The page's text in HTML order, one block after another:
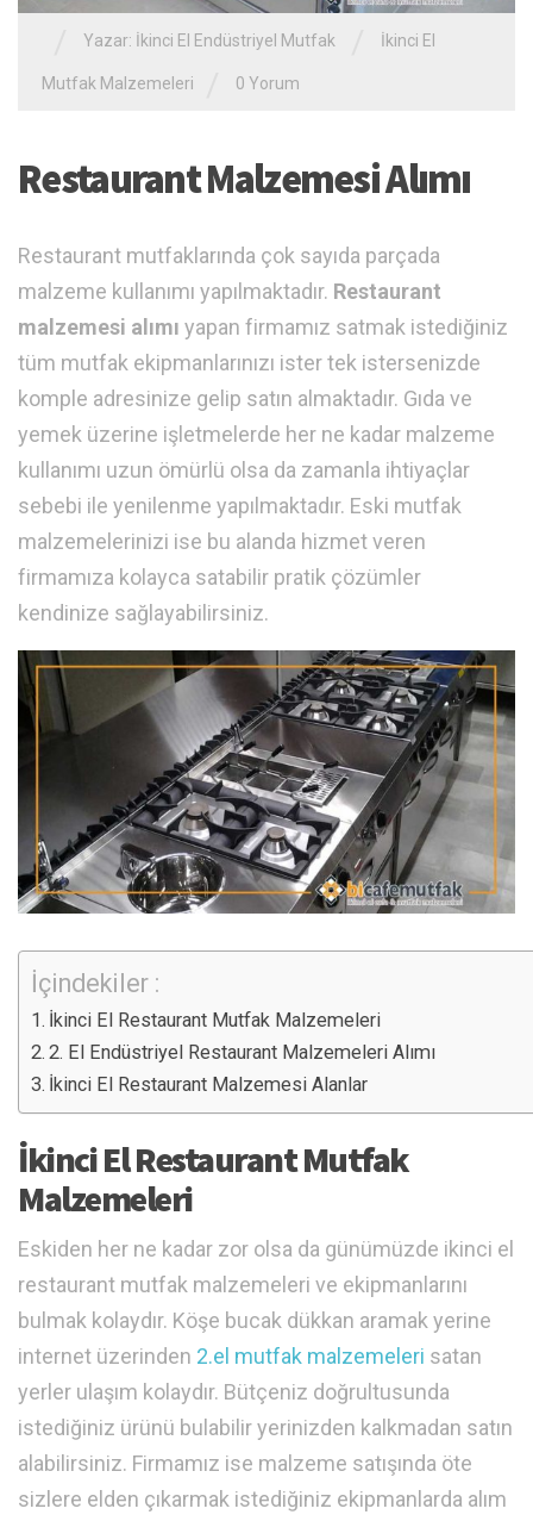
Yazar: İkinci El Endüstriyel Mutfak İkinci El
Mutfak Malzemeleri 0 Yorum
Restaurant Malzemesi Alımı
Restaurant mutfaklarında çok sayıda parçada
malzeme kullanımı yapılmaktadır. Restaurant
malzemesi alımı yapan firmamız satmak istediğiniz
tüm mutfak ekipmanlarınızı ister tek istersenizde
komple adresinize gelip satın almaktadır. Gıda ve
yemek üzerine işletmelerde her ne kadar malzeme
kullanımı uzun ömürlü olsa da zamanla ihtiyaçlar
sebebi ile yenilenme yapılmaktadır. Eski mutfak
malzemelerinizi ise bu alanda hizmet veren
firmamıza kolayca satabilir pratik çözümler
kendinize sağlayabilirsiniz.
İçindekiler :
İkinci El Restaurant Mutfak Malzemeleri
2. El Endüstriyel Restaurant Malzemeleri Alımı
İkinci El Restaurant Malzemesi Alanlar
İkinci El Restaurant Mutfak
Malzemeleri
Eskiden her ne kadar zor olsa da günümüzde ikinci el
restaurant mutfak malzemeleri ve ekipmanlarını
bulmak kolaydır. Köşe bucak dükkan aramak yerine
internet üzerinden 2.el mutfak malzemeleri satan
yerler ulaşım kolaydır. Bütçeniz doğrultusunda
istediğiniz ürünü bulabilir yerinizden kalkmadan satın
alabilirsiniz. Firmamız ise malzeme satışında öte
sizlere elden çıkarmak istediğiniz ekipmanlarda alım